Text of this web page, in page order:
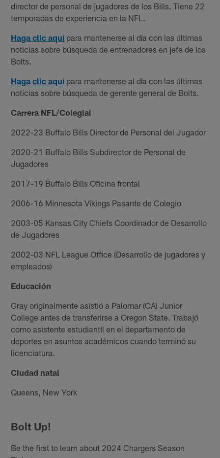
director de personal de jugadores de los Bills. Tiene 22
temporadas de experiencia en la NFL.
Haga clic aquí para mantenerse al día con las últimas
noticias sobre búsqueda de entrenadores en jefe de los
Bolts.
Haga clic aquí para mantenerse al día con las últimas
noticias sobre búsqueda de gerente general de Bolts.
Carrera NFL/Colegial
2022-23 Buffalo Bills Director de Personal del Jugador
2020-21 Buffalo Bills Subdirector de Personal de
Jugadores
2017-19 Buffalo Bills Oficina frontal
2006-16 Minnesota Vikings Pasante de Colegio
2003-05 Kansas City Chiefs Coordinador de Desarrollo
de Jugadores
2002-03 NFL League Office (Desarrollo de jugadores y
empleados)
Educación
Gray originalmente asistió a Palomar (CA) Junior
College antes de transferirse a Oregon State. Trabajó
como asistente estudiantil en el departamento de
deportes en asuntos académicos cuando terminó su
licenciatura.
Ciudad natal
Queens, New York
Bolt Up!
Be the first to learn about 2024 Chargers Season